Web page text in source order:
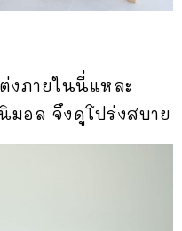
งภายในนี่แหละ
มอล จึงดูโปร่งสบาย